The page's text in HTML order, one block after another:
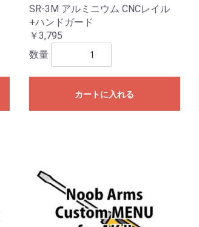
SR-3M アルミニウム CNCレイル
+ハンドガード
￥3,795
数量
カートに入れる